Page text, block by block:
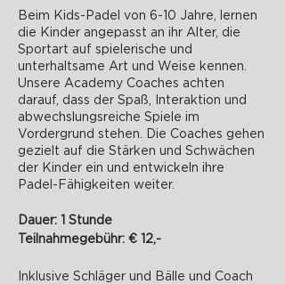
Beim Kids-Padel von 6-10 Jahre, lernen
die Kinder angepasst an ihr Alter, die
Sportart auf spielerische und
unterhaltsame Art und Weise kennen.
Unsere Academy Coaches achten
darauf, dass der Spaß, Interaktion und
abwechslungsreiche Spiele im
Vordergrund stehen. Die Coaches gehen
gezielt auf die Stärken und Schwächen
der Kinder ein und entwickeln ihre
Padel-Fähigkeiten weiter.
Dauer: 1 Stunde
Teilnahmegebühr: € 12,-
Inklusive Schläger und Bälle und Coach